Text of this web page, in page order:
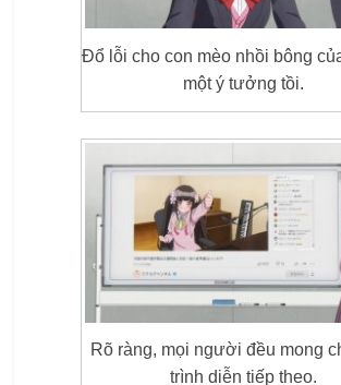
Đổ lỗi cho con mèo nhồi bông
một ý tưởng tồi.
Rõ ràng, mọi người đều mong
trình diễn tiếp theo.